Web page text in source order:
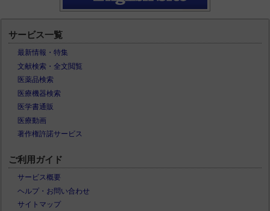
サービス一覧
最新情報・特集
文献検索・全文閲覧
医薬品検索
医療機器検索
医学書通販
医療動画
著作権許諾サービス
ご利用ガイド
サービス概要
ヘルプ・お問い合わせ
サイトマップ